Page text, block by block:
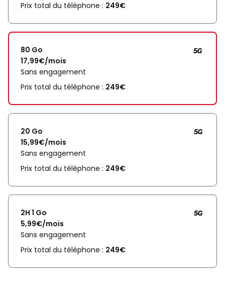
Prix total du téléphone : 249€
80 Go
17,99€/mois
Sans engagement
Prix total du téléphone : 249€
20 Go
15,99€/mois
Sans engagement
Prix total du téléphone : 249€
2H 1 Go
5,99€/mois
Sans engagement
Prix total du téléphone : 249€